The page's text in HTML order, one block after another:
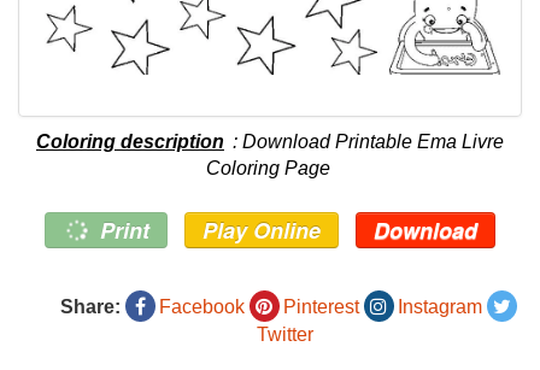
Coloring description : Download Printable Ema Livre
Coloring Page
Print Play Online Download
Share: Facebook Pinterest
Instagram
Twitter